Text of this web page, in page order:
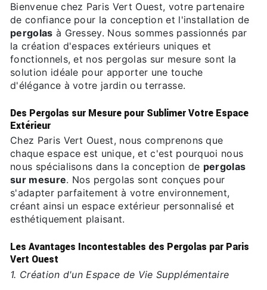
Bienvenue chez Paris Vert Ouest, votre partenaire
de confiance pour la conception et l'installation de
pergolas à Gressey. Nous sommes passionnés par
la création d'espaces extérieurs uniques et
fonctionnels, et nos pergolas sur mesure sont la
solution idéale pour apporter une touche
d'élégance à votre jardin ou terrasse.
Des Pergolas sur Mesure pour Sublimer Votre Espace
Extérieur
Chez Paris Vert Ouest, nous comprenons que
chaque espace est unique, et c'est pourquoi nous
nous spécialisons dans la conception de pergolas
sur mesure. Nos pergolas sont conçues pour
s'adapter parfaitement à votre environnement,
créant ainsi un espace extérieur personnalisé et
esthétiquement plaisant.
Les Avantages Incontestables des Pergolas par Paris
Vert Ouest
1. Création d'un Espace de Vie Supplémentaire